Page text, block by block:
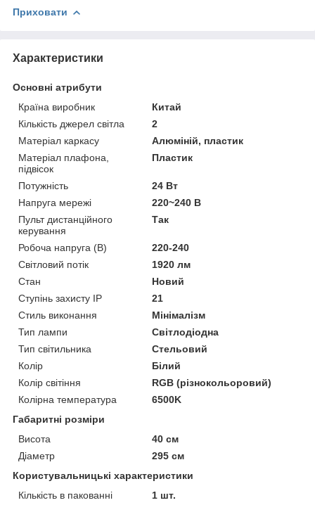
Приховати
Характеристики
Основні атрибути
Країна виробник
Китай
Кількість джерел світла
2
Матеріал каркасу
Алюміній, пластик
Матеріал плафона,
підвісок
Пластик
Потужність
24 Вт
Напруга мережі
220~240 В
Пульт дистанційного
керування
Так
Робоча напруга (В)
220-240
Світловий потік
1920 лм
Стан
Новий
Ступінь захисту IP
21
Стиль виконання
Мінімалізм
Тип лампи
Світлодіодна
Тип світильника
Стельовий
Колір
Білий
Колір світіння
RGB (різнокольоровий)
Колірна температура
6500K
Габаритні розміри
Висота
40 см
Діаметр
295 см
Користувальницькі характеристики
Кількість в пакованні
1 шт.